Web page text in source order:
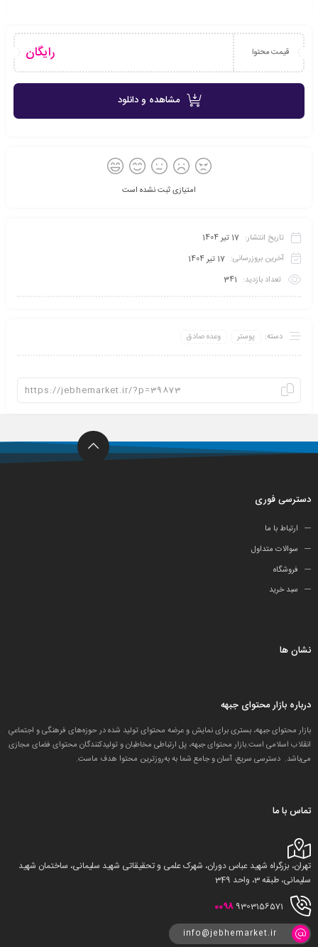
قیمت محتوا رایگان
مشاهده و دانلود
امتیازی ثبت نشده است
تاریخ انتشار: 17 تیر 1404
آخرین بروزرسانی: 17 تیر 1404
تعداد بازدید: 341
دسته: پوستر وعده صادق
دسترسی فوری
ارتباط با ما
سوالات متداول
فروشگاه
سبد خرید
نشان ها
درباره بازار محتوای جبهه
بازار محتوای جبهه، بستری برای نمایش و عرضه محتوای تولید شده در حوزه‌های فرهنگی و اجتماعیِ
انقلاب اسلامی است.بازار محتوای جبهه، پل ارتباطی مخاطبان و تولید‌کنندگان محتوای فضای مجازی
می‌باشد. دسترسی سریع، آسان و جامع شما به به‌روزترین محتوا هدف ماست.
تماس با ما
تهران، بزرگراه شهید عباس دوران، شهرک علمی و تحقیقاتی شهید سلیمانی، ساختمان شهید
سلیمانی، طبقه 3، واحد 349
0098 9303156571
info@jebhemarket.ir